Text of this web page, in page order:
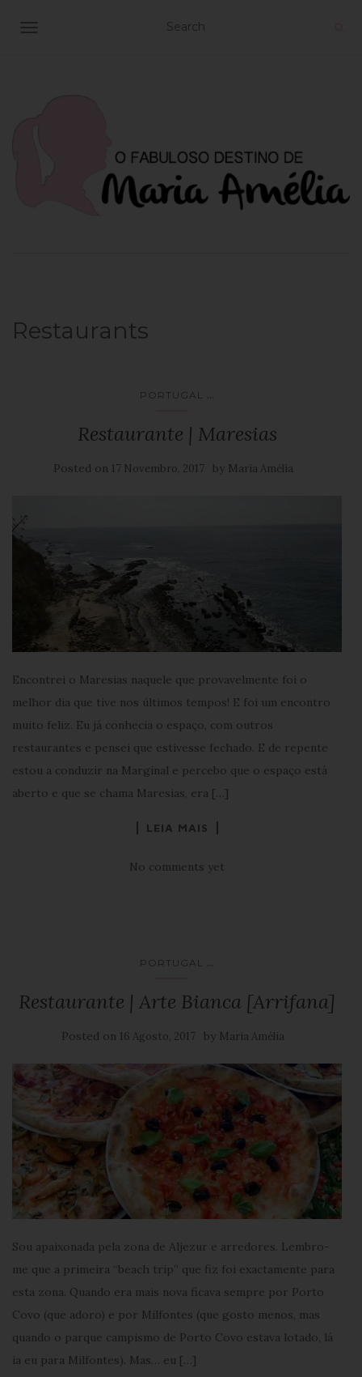
TOGGLE NAVIGATION
Restaurants
PORTUGAL ...
Restaurante | Maresias
Posted on 17 Novembro, 2017 by Maria Amélia
Encontrei o Maresias naquele que provavelmente foi o
melhor dia que tive nos últimos tempos! E foi um encontro
muito feliz. Eu já conhecia o espaço, com outros
restaurantes e pensei que estivesse fechado. E de repente
estou a conduzir na Marginal e percebo que o espaço está
aberto e que se chama Maresias, era […]
LEIA MAIS
No comments yet
PORTUGAL
Restaurante | Arte Bianca [Arrifana]
Posted on 16 Agosto, 2017 by Maria Amélia
Sou apaixonada pela zona de Aljezur e arredores. Lembro-
me que a primeira “beach trip” que fiz foi exactamente para
esta zona. Quando era mais nova ficava sempre por Porto
Covo (que adoro) e por Milfontes (que gosto menos, mas
quando o parque campismo de Porto Covo estava lotado, lá
ia eu para Milfontes). Mas… eu […]